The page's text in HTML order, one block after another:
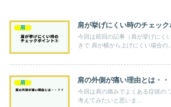
肩 肩が挙げにくい時のチェッ
今回は前回の記事（肩が挙げにく
きで 肩が横から上げにくい場合の...
肩 肩の外側が痛い理由とは・・
今回は肩の痛みでよくある症状の
考えてみたいと思いま...